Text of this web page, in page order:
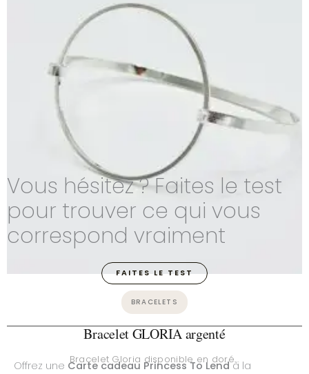
BRACELETS
Bracelet GLORIA argenté
Bracelet Gloria disponible en doré…
Vous hésitez ? Faites le test
pour trouver ce qui vous
correspond vraiment
FAITES LE TEST
Offrez une Carte cadeau Princess To Lendà la